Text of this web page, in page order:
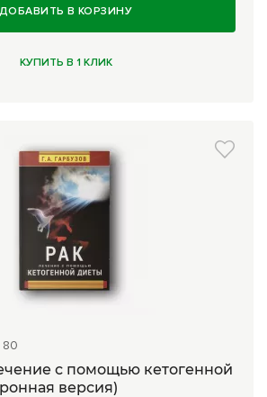
ДОБАВИТЬ В КОРЗИНУ
КУПИТЬ В 1 КЛИК
80
с помощью кетогенной
версия)